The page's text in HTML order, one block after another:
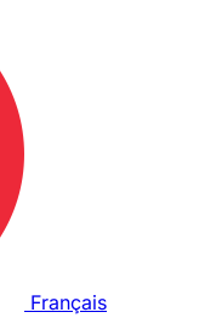
Français